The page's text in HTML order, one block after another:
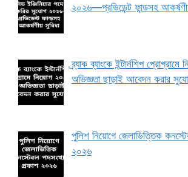
২০২৬—প্রভিডেন্ট ফান্ডসহ
ব্র্যাক ব্যাংকে ইন্টার্নশিপ
অভিজ্ঞতা ছাড়াই আবেদন করার
পুলিশ নিয়োগে জেলাভিত্তিক
২০২৬